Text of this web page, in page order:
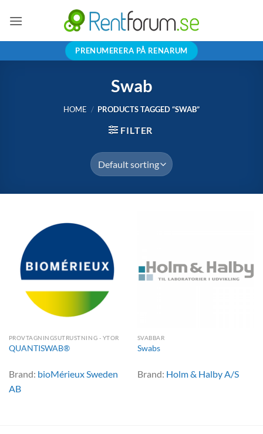
PRENUMERERA PÅ RENARUM
Swab
HOME / PRODUCTS TAGGED “SWAB”
FILTER
PROVTAGNINGSUTRUSTNING - YTOR
QUANTISWAB®
Brand: bioMérieux Sweden
AB
SVABBAR
Swabs
Brand: Holm & Halby A/S